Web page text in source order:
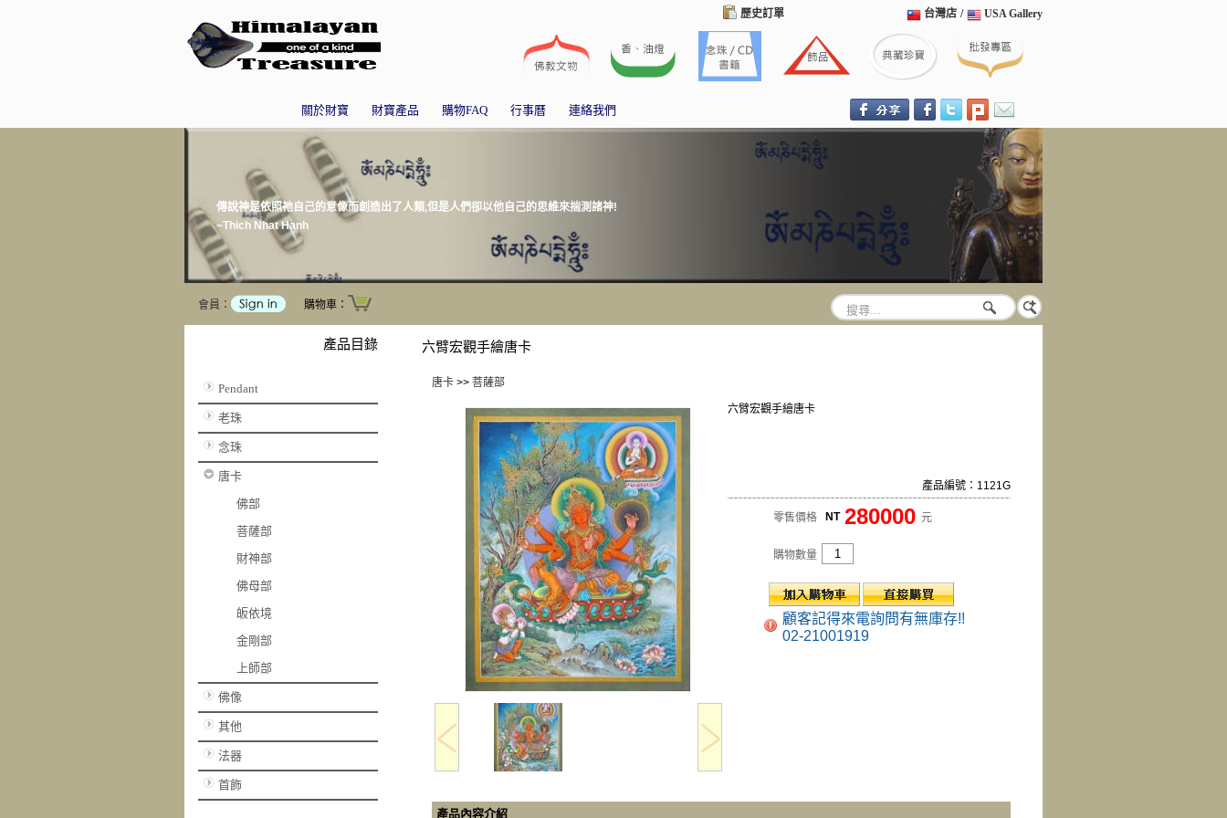
歷史訂單 USA Gallery
/
台灣店
關於財寶 財寶產品 購物FAQ 行事曆 連絡我們
傳說神是依照祂自己的意像而創造出了人類,但是人們卻以他自己的思維來揣測諸神!
~Thich Nhat Hanh
會員： 購物車：
產品目錄
Pendant
老珠
念珠
唐卡
佛部
菩薩部
財神部
佛母部
皈依境
金剛部
上師部
佛像
其他
法器
首飾
六臂宏觀手繪唐卡
唐卡>> 菩薩部
六臂宏觀手繪唐卡
產品編號：1121G
零售價格 NT 280000 元
購物數量
顧客記得來電詢問有無庫存!!
02-21001919
產品內容介紹